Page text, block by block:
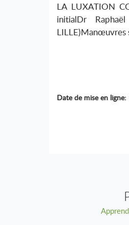
LA LUXATION
initialDr
LILLE)Manœuvres
Date de mise en ligne: